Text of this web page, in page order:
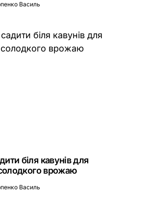
Василь
біля кавунів для
врожаю
Василь